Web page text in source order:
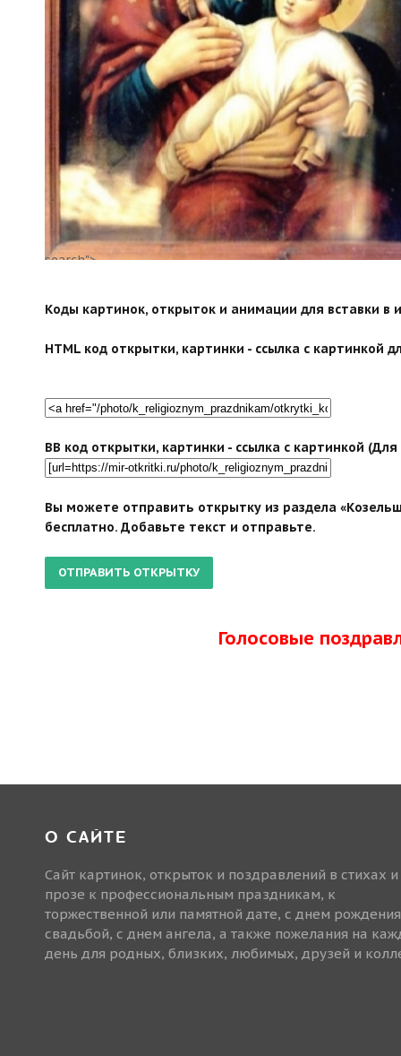
search">
Коды картинок, открыток и анимации для вставки в
HTML код открытки, картинки - ссылка с картинкой
BB код открытки, картинки - ссылка с картинкой
Вы можете отправить открытку из раздела
бесплатно. Добавьте текст и отправьте.
Голосовые
О САЙТЕ
Сайт картинок, открыток и поздравлений в стихах и
прозе к профессиональным праздникам, к
торжественной или памятной дате, с днем
свадьбой, с днем ангела, а также пожелания на
день для родных, близких, любимых, друзей и